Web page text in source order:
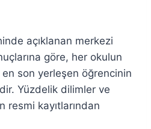
açıklanan merkezi
göre, her okulun
son yerleşen öğrencinin
Yüzdelik dilimler ve
resmi kayıtlarından